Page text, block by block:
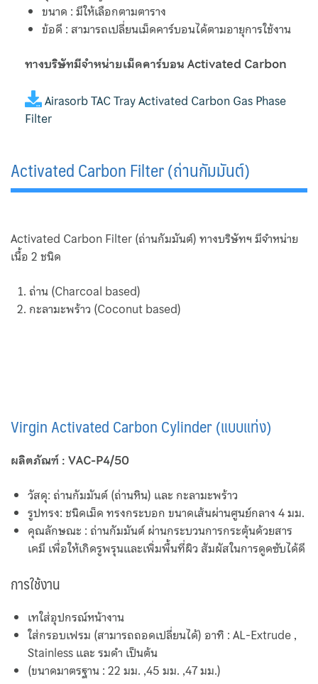
Valve
Sliding Stem Valves
Hisaka
Motoyama Control Valve
Nakakita
WISE Pressure Gauge
ขนาด : มีให้เลือกตามตาราง
ข้อดี : สามารถเปลี่ยนเม็ดคาร์บอนได้ตามอายุการใช้งาน
ทางบริษัทมีจำหน่ายเม็ดคาร์บอน Activated Carbon
Airasorb TAC Tray Activated Carbon Gas Phase
Filter
Activated Carbon Filter (ถ่านกัมมันต์)
Activated Carbon Filter (ถ่านกัมมันต์) ทางบริษัทฯ มีจำหน่าย
เนื้อ 2 ชนิด
ถ่าน (Charcoal based)
กะลามะพร้าว (Coconut based)
Virgin Activated Carbon Cylinder (แบบแท่ง)
ผลิตภัณฑ์ : VAC-P4/50
วัสดุ: ถ่านกัมมันต์ (ถ่านหิน) และ กะลามะพร้าว
รูปทรง: ชนิดเม็ด ทรงกระบอก ขนาดเส้นผ่านศูนย์กลาง 4 มม.
คุณลักษณะ : ถ่านกัมมันต์ ผ่านกระบวนการกระตุ้นด้วยสาร
เคมี เพื่อให้เกิดรูพรุนและเพิ่มพื้นที่ผิว สัมผัสในการดูดซับได้ดี
การใช้งาน
เทใส่อุปกรณ์หน้างาน
ใส่กรอบเฟรม (สามารถถอดเปลี่ยนได้) อาทิ : AL-Extrude ,
Stainless และ รมดำ เป็นต้น
(ขนาดมาตรฐาน : 22 มม. ,45 มม. ,47 มม.)